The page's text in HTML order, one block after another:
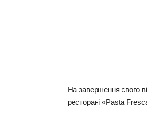
На завершення свого
ресторані «Pasta